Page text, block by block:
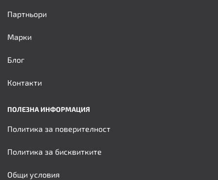
Партньори
Марки
Блог
Контакти
ПОЛЕЗНА ИНФОРМАЦИЯ
Политика за поверителност
Политика за бисквитките
Общи условия